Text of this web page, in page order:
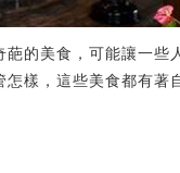
的美食，可能讓一
樣，這些美食都有